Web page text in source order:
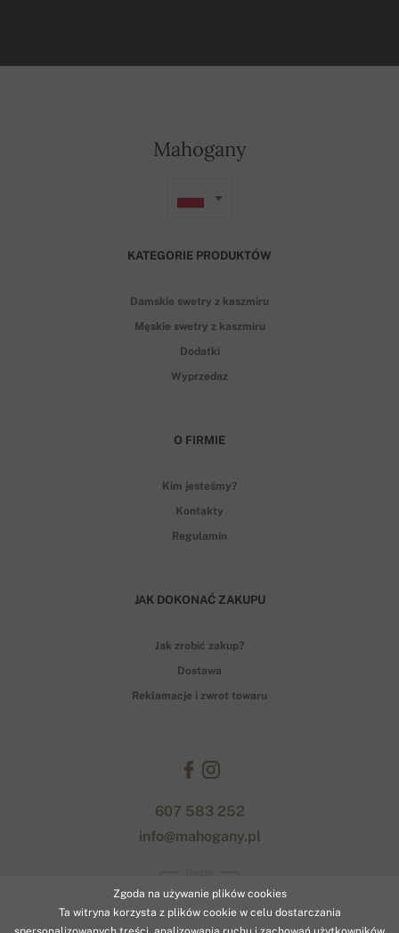
Mahogany
KATEGORIE PRODUKTÓW
Damskie swetry z kaszmiru
Męskie swetry z kaszmiru
Dodatki
Wyprzedaz
O FIRMIE
Kim jesteśmy?
Kontakty
Regulamin
JAK DOKONAĆ ZAKUPU
Jak zrobić zakup?
Dostawa
Reklamacje i zwrot towaru
607 583 252
info@mahogany.pl
Zgoda na używanie plików cookies
Ta witryna korzysta z plików cookie w celu dostarczania